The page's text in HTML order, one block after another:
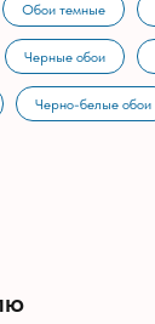
Обои темные
Черные обои
Черно-белые обои